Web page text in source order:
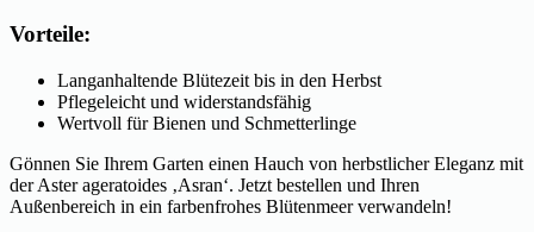
Vorteile:
Langanhaltende Blütezeit bis in den Herbst
Pflegeleicht und widerstandsfähig
Wertvoll für Bienen und Schmetterlinge
Gönnen Sie Ihrem Garten einen Hauch von herbstlicher Eleganz mit
der Aster ageratoides ‚Asran‘. Jetzt bestellen und Ihren
Außenbereich in ein farbenfrohes Blütenmeer verwandeln!